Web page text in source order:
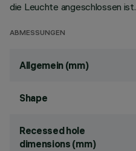
die Leuchte angeschlossen ist.
ABMESSUNGEN
Allgemein (mm)
Shape
Recessed hole
dimensions (mm)